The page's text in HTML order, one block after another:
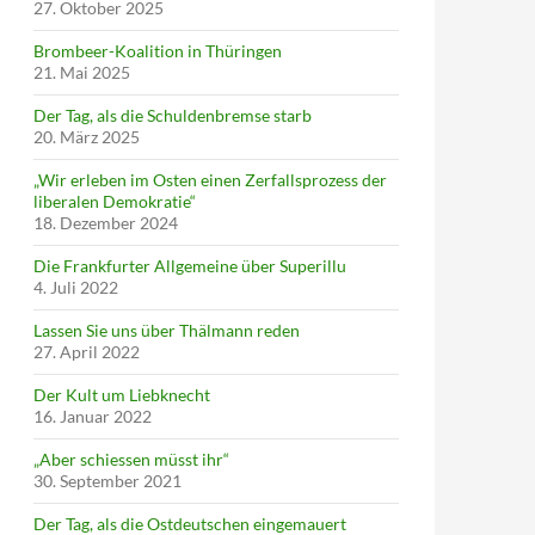
27. Oktober 2025
Brombeer-Koalition in Thüringen
21. Mai 2025
Der Tag, als die Schuldenbremse starb
20. März 2025
„Wir erleben im Osten einen Zerfallsprozess der
liberalen Demokratie“
18. Dezember 2024
Die Frankfurter Allgemeine über Superillu
4. Juli 2022
Lassen Sie uns über Thälmann reden
27. April 2022
Der Kult um Liebknecht
16. Januar 2022
„Aber schiessen müsst ihr“
30. September 2021
Der Tag, als die Ostdeutschen eingemauert